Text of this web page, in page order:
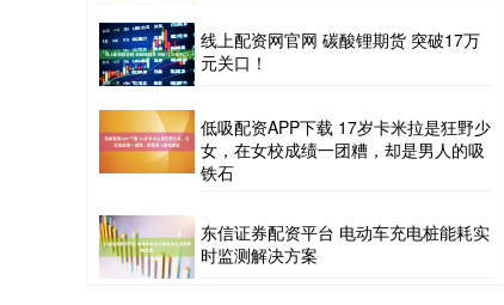
线上配资网官网 碳酸锂期货 突破17万
元关口！
低吸配资APP下载 17岁卡米拉是狂野少
女，在女校成绩一团糟，却是男人的吸
铁石
东信证券配资平台 电动车充电桩能耗实
时监测解决方案